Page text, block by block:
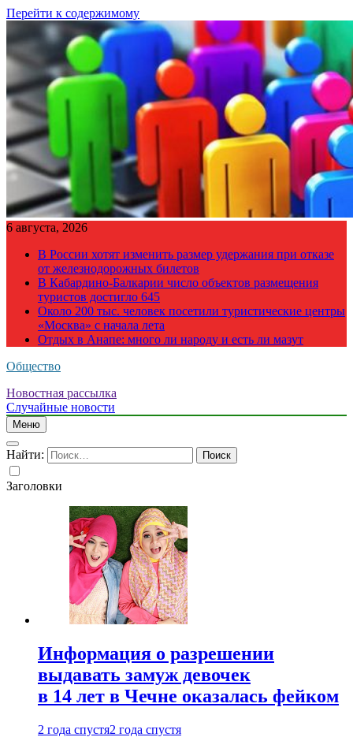
Перейти к содержимому
6 августа, 2026
В России хотят изменить размер удержания при отказе
от железнодорожных билетов
В Кабардино-Балкарии число объектов размещения
туристов достигло 645
Около 200 тыс. человек посетили туристические центры
«Москва» с начала лета
Отдых в Анапе: много ли народу и есть ли мазут
Общество
Новостная рассылка
Случайные новости
Меню
Найти:
Заголовки
Информация о разрешении
выдавать замуж девочек
в 14 лет в Чечне оказалась фейком
2 года спустя2 года спустя